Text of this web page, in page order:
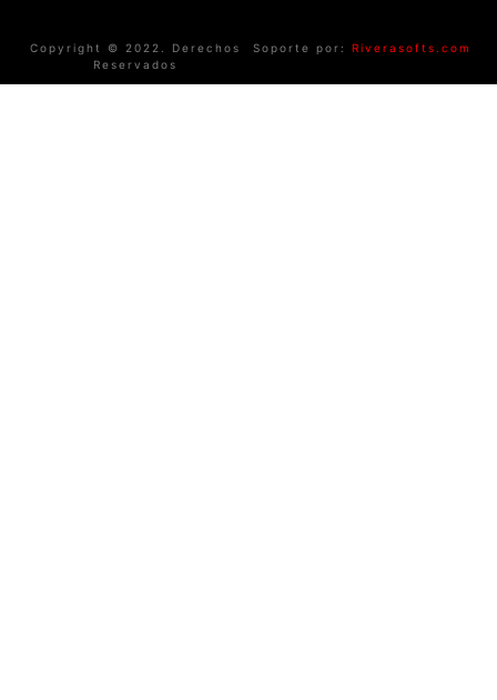
Copyright © 2022. Derechos
Reservados
Soporte por: Riverasofts.com